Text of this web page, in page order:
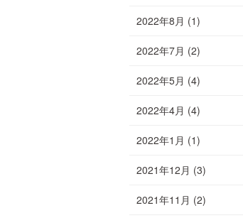
2022年8月 (1)
2022年7月 (2)
2022年5月 (4)
2022年4月 (4)
2022年1月 (1)
2021年12月 (3)
2021年11月 (2)